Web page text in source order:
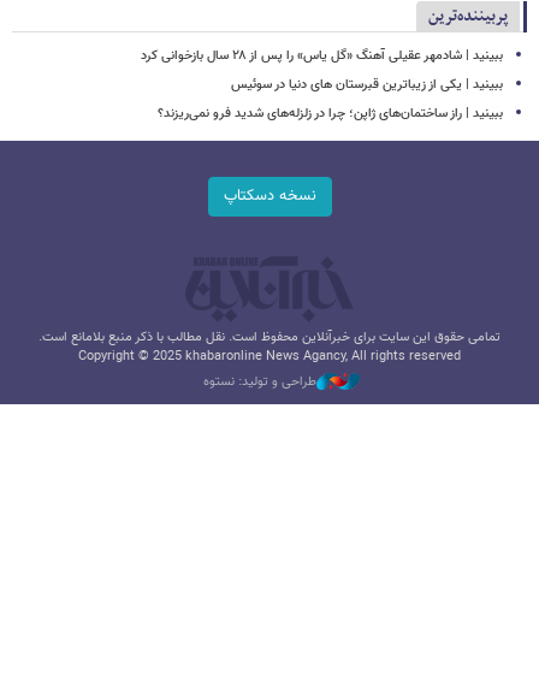
پربیننده‌ترین
ببینید | شادمهر عقیلی آهنگ «گل یاس» را پس از ۲۸ سال بازخوانی کرد
ببینید | یکی از زیباترین قبرستان های دنیا در سوئیس
ببینید | راز ساختمان‌های ژاپن؛ چرا در زلزله‌های شدید فرو نمی‌ریزند؟
نسخه دسکتاپ
تمامی حقوق این سایت برای خبرآنلاین محفوظ است. نقل مطالب با ذکر منبع بلامانع است.
Copyright © 2025 khabaronline News Agancy, All rights reserved
طراحی و تولید: نستوه